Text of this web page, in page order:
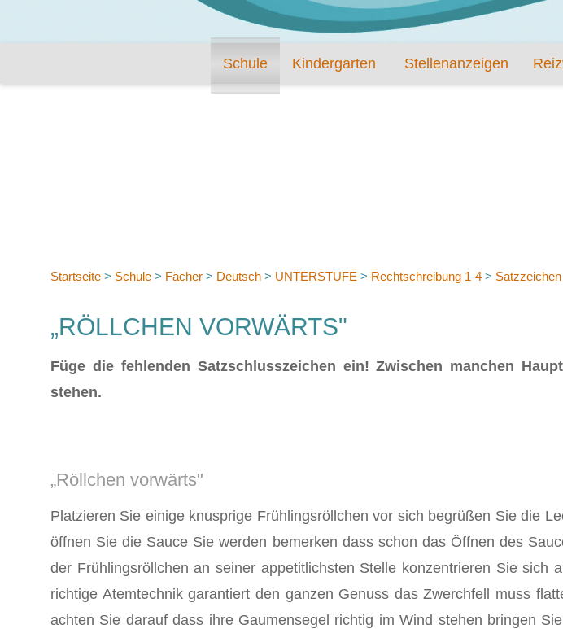
Schule Kindergarten Stellenanzeigen
Startseite > Schule > Fächer > Deutsch > UNTERSTUFE > Rechtschreibung 1-4 > Satzzeichen
„RÖLLCHEN VORWÄRTS"
Füge die fehlenden Satzschlusszeichen ein! Zwischen manchen
stehen.
„Röllchen vorwärts"
Platzieren Sie einige knusprige Frühlingsröllchen vor sich begrüßen Sie die
öffnen Sie die Sauce Sie werden bemerken dass schon das Öffnen des
der Frühlingsröllchen an seiner appetitlichsten Stelle konzentrieren Sie
richtige Atemtechnik garantiert den ganzen Genuss das Zwerchfell muss
achten Sie darauf dass ihre Gaumensegel richtig im Wind stehen bringen